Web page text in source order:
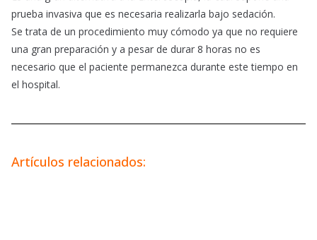
prueba invasiva que es necesaria realizarla bajo sedación.
Se trata de un procedimiento muy cómodo ya que no requiere
una gran preparación y a pesar de durar 8 horas no es
necesario que el paciente permanezca durante este tiempo en
el hospital.
Artículos relacionados: